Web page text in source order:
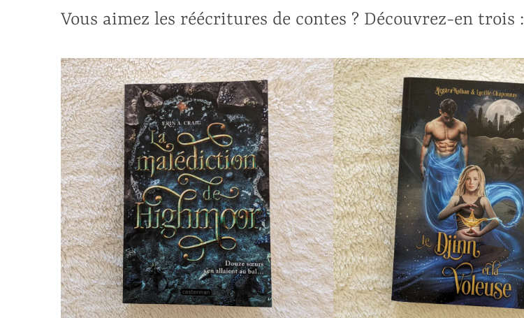
Vous aimez les réécritures de contes ? Découvrez-en trois :